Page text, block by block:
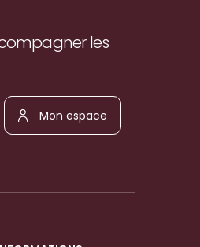
les
Mon
espace